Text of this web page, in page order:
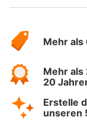
Hotelspecials
Mehr
Mehr als
20
Erstelle
unseren